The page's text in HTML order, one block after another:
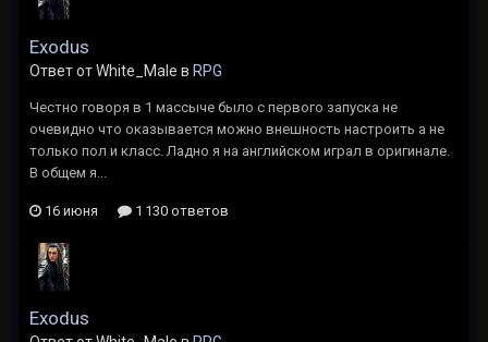
Exodus
Ответ от White_Male в RPG
Честно говоря в 1 массыче было с первого запуска не
очевидно что оказывается можно внешность настроить а не
только пол и класс. Ладно я на английском играл в оригинале.
В общем я...
16 июня 1 130 ответов
Exodus